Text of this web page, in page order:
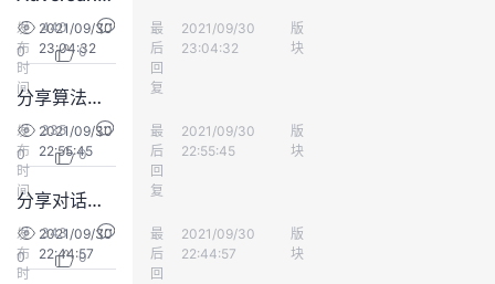
程
认
证
的
实
验
我
的
收
藏
支
持
声
建
议
发
布
时
间
2021/09/30
23:04:32
最
后
回
复
初学者7000
2021/09/30
23:04:32
版
块
440
0
0
分享算法—— 可变形核，神经架构搜索
发
布
时
间
2021/09/30
22:55:45
最
后
回
复
初学者7000
2021/09/30
22:55:45
版
块
335
0
0
分享对话式人工智能
发
布
时
2021/09/30
22:44:57
最
后
回
初学者7000
2021/09/30
22:44:57
版
块
343
0
0